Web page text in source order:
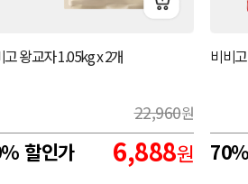
왕교자 1.05kg x 2개
22,960원
할인가 6,888원
비비